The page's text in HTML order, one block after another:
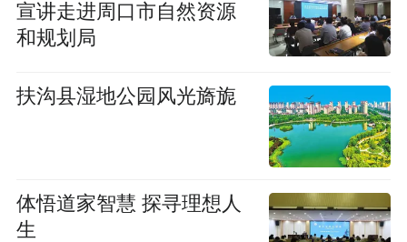
宣讲走进周口市自然资源
和规划局
扶沟县湿地公园风光旖旎
体悟道家智慧 探寻理想人
生